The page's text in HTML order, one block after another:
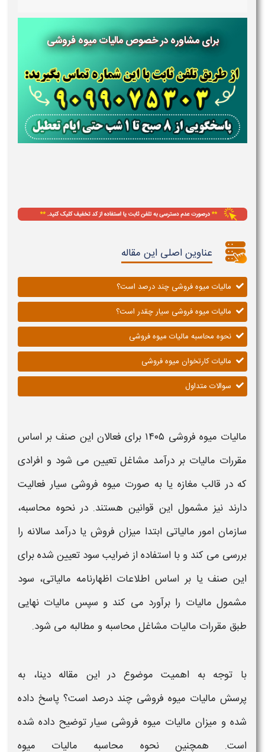
برای مشاوره در خصوص مالیات میوه فروشی
عناوین اصلی این مقاله
مالیات میوه فروشی چند درصد است؟
مالیات میوه فروشی سیار چقدر است؟
نحوه محاسبه مالیات میوه فروشی
مالیات کارتخوان میوه فروشی
سوالات متداول
مالیات میوه فروشی ۱۴۰۵
برای فعالان این صنف بر اساس
مقررات مالیات بر درآمد مشاغل تعیین می شود و افرادی
که در قالب مغازه یا به صورت میوه فروشی سیار فعالیت
دارند نیز مشمول این قوانین هستند. درنحوه محاسبه،
سازمان امور مالیاتی ابتدا میزان فروش یا درآمد سالانه را
بررسی می کند و با استفاده از ضرایب سود تعیین شده برای
این صنف یا بر اساس اطلاعات اظهارنامه مالیاتی، سود
مشمول مالیات را برآورد می کند و سپس مالیات نهایی
طبق مقررات مالیات مشاغل محاسبه و مطالبه می شود.
با توجه به اهمیت موضوع در این مقاله دینا، به
پرسش مالیات میوه فروشی چند درصد است؟ پاسخ داده
شده و میزان مالیات میوه فروشی سیارتوضیح داده شده
است. همچنین نحوه محاسبه مالیات میوه